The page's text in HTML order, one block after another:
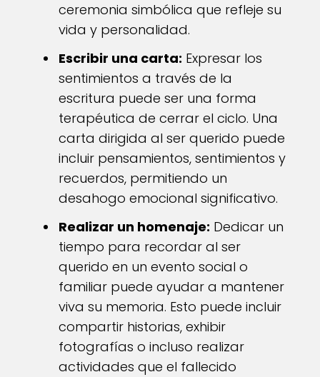
ceremonia simbólica que refleje su
vida y personalidad.
Escribir una carta: Expresar los
sentimientos a través de la
escritura puede ser una forma
terapéutica de cerrar el ciclo. Una
carta dirigida al ser querido puede
incluir pensamientos, sentimientos y
recuerdos, permitiendo un
desahogo emocional significativo.
Realizar un homenaje: Dedicar un
tiempo para recordar al ser
querido en un evento social o
familiar puede ayudar a mantener
viva su memoria. Esto puede incluir
compartir historias, exhibir
fotografías o incluso realizar
actividades que el fallecido